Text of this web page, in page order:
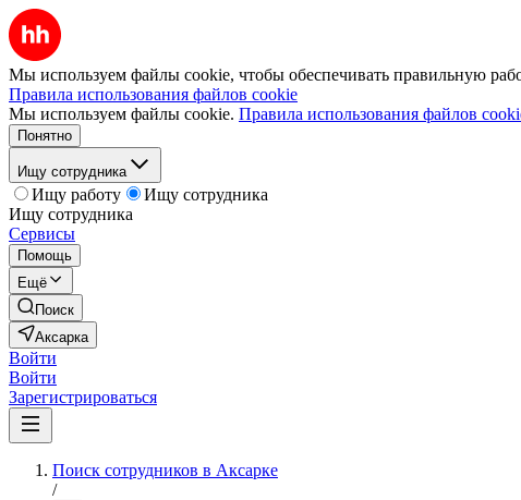
Мы используем файлы cookie, чтобы обеспечивать правильную
Правила использования файлов cookie
Мы используем файлы cookie. Правила использования файлов
Понятно
Ищу сотрудника
Ищу работу
Ищу сотрудника
Ищу сотрудника
Сервисы
Помощь
Ещё
Поиск
Аксарка
Войти
Войти
Зарегистрироваться
Поиск сотрудников в Аксарке
/